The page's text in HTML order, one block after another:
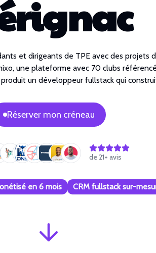
et dirigeants de TPE avec des projets
une plateforme avec 70 clubs
un développeur fullstack qui
Réserver mon créneau
de21+ avis
en 6 mois CRM fullstack sur-